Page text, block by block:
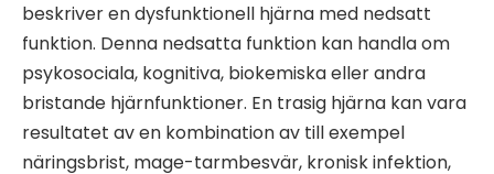
beskriver en dysfunktionell hjärna med nedsatt
funktion. Denna nedsatta funktion kan handla om
psykosociala, kognitiva, biokemiska eller andra
bristande hjärnfunktioner. En trasig hjärna kan vara
resultatet av en kombination av till exempel
näringsbrist, mage-tarmbesvär, kronisk infektion,